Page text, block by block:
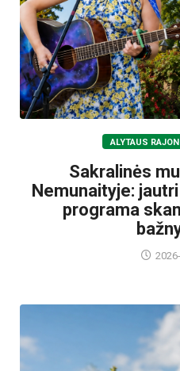
ALYTAUS
Sakralinės
Nemunaityje:
programa